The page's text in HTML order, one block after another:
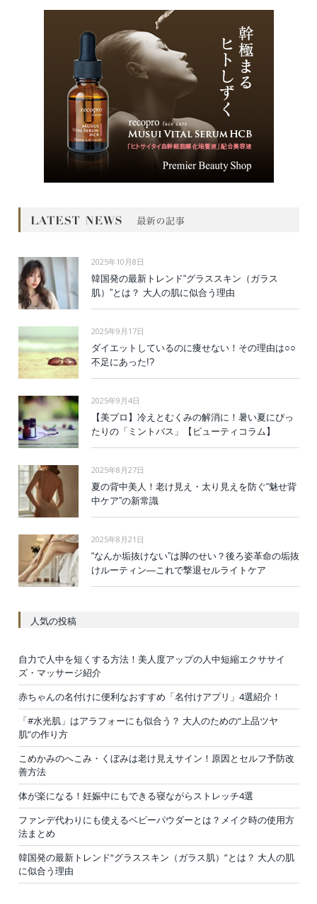
2025年10月8日
韓国発の最新トレンド“グラススキン（ガラス
肌）”とは？ 大人の肌に似合う理由
2025年9月17日
ダイエットしているのに痩せない！その理由は○○
不足にあった!?
2025年9月4日
【美プロ】冷えとむくみの解消に！暑い夏にぴっ
たりの「ミントバス」【ビューティコラム】
2025年8月27日
夏の背中美人！老け見え・太り見えを防ぐ“魅せ背
中ケア”の新常識
2025年8月21日
“なんか垢抜けない”は脚のせい？後ろ姿革命の垢抜
けルーティン—これで撃退セルライトケア
人気の投稿
自力で人中を短くする方法！美人度アップの人中短縮エクササイ
ズ・マッサージ紹介
赤ちゃんの名付けに便利なおすすめ「名付けアプリ」4選紹介！
「#水光肌」はアラフォーにも似合う？ 大人のための“上品ツヤ
肌”の作り方
こめかみのへこみ・くぼみは老け見えサイン！原因とセルフ予防改
善方法
体が楽になる！妊娠中にもできる寝ながらストレッチ4選
ファンデ代わりにも使えるベビーパウダーとは？メイク時の使用方
法まとめ
韓国発の最新トレンド“グラススキン（ガラス肌）”とは？ 大人の肌
に似合う理由